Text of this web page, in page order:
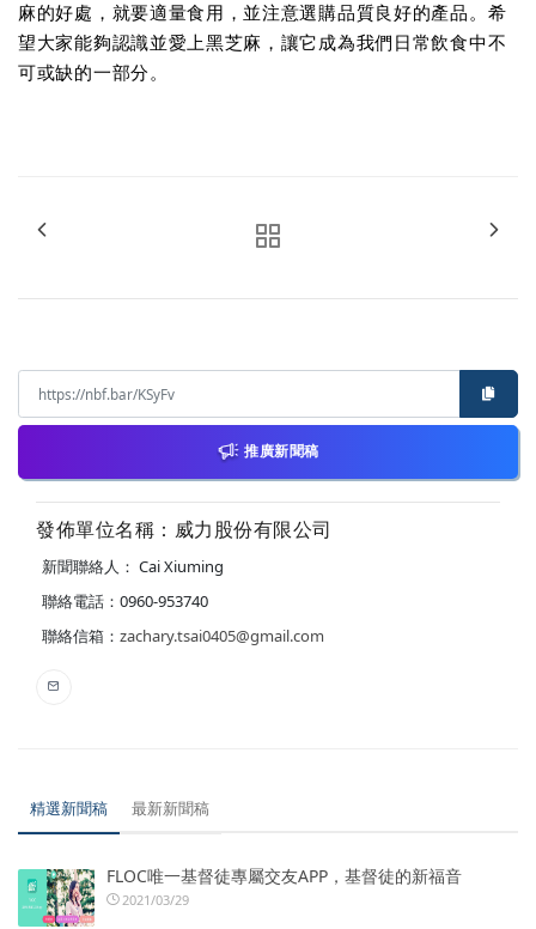
麻的好處，就要適量食用，並注意選購品質良好的產品。希
望大家能夠認識並愛上黑芝麻，讓它成為我們日常飲食中不
可或缺的一部分。
推廣新聞稿
發佈單位名稱：威力股份有限公司
新聞聯絡人： Cai Xiuming
聯絡電話：0960-953740
聯絡信箱： zachary.tsai0405@gmail.com
精選新聞稿 最新新聞稿
FLOC唯一基督徒專屬交友APP，基督徒的新福音
2021/03/29